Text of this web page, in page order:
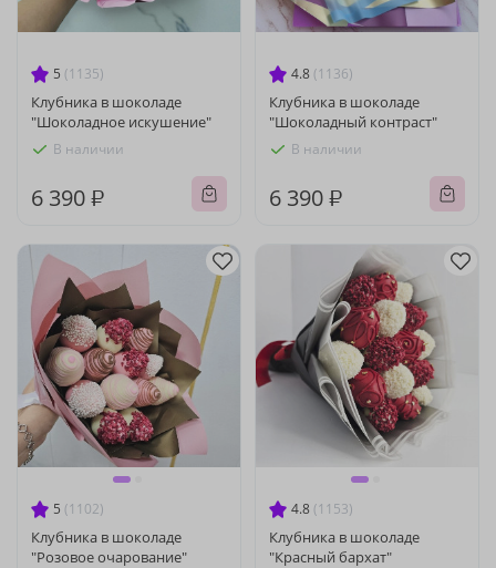
5 (1135)
Клубника в шоколаде
"Шоколадное искушение"
В наличии
6 390 ₽
4.8 (1136)
Клубника в шоколаде
"Шоколадный контраст"
В наличии
6 390 ₽
5 (1102)
Клубника в шоколаде
"Розовое очарование"
4.8 (1153)
Клубника в шоколаде
"Красный бархат"